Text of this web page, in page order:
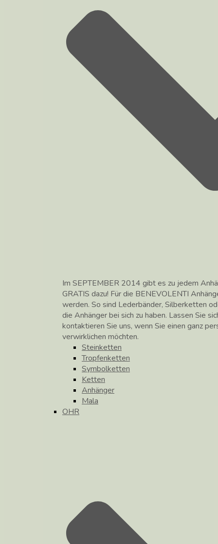
Im SEPTEMBER 2014 gibt es zu jedem
GRATIS dazu! Für die BENEVOLENTI
werden. So sind Lederbänder, Silberketten
die Anhänger bei sich zu haben. Lassen Sie
kontaktieren Sie uns, wenn Sie einen ganz
verwirklichen möchten.
Steinketten
Tropfenketten
Symbolketten
Ketten
Anhänger
Mala
OHR